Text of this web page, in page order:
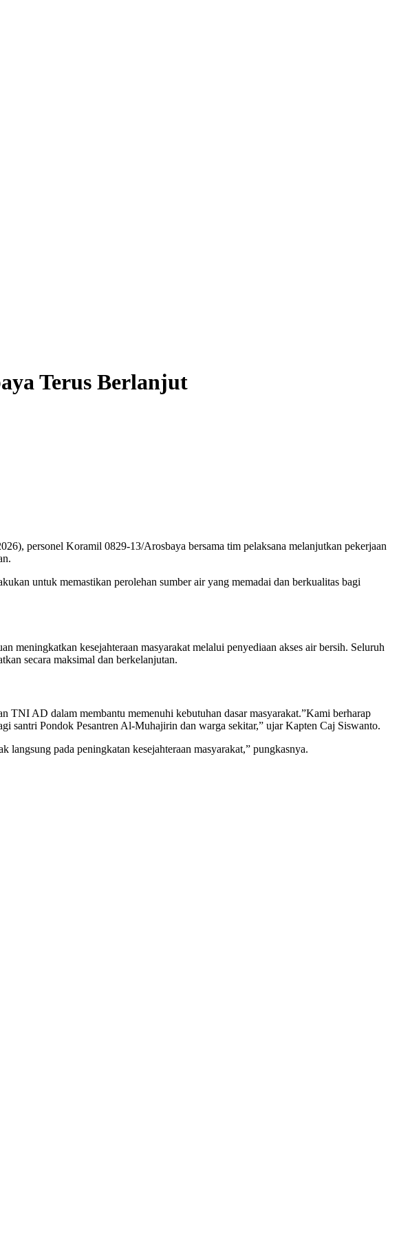
Terus Berlanjut
personel Koramil 0829-13/Arosbaya bersama tim pelaksana melanjutkan pekerjaan
untuk memastikan perolehan sumber air yang memadai dan berkualitas bagi
meningkatkan kesejahteraan masyarakat melalui penyediaan akses air bersih. Seluruh
secara maksimal dan berkelanjutan.
TNI AD dalam membantu memenuhi kebutuhan dasar masyarakat.​”Kami berharap
santri Pondok Pesantren Al-Muhajirin dan warga sekitar,” ujar Kapten Caj Siswanto.
pada peningkatan kesejahteraan masyarakat,” pungkasnya.